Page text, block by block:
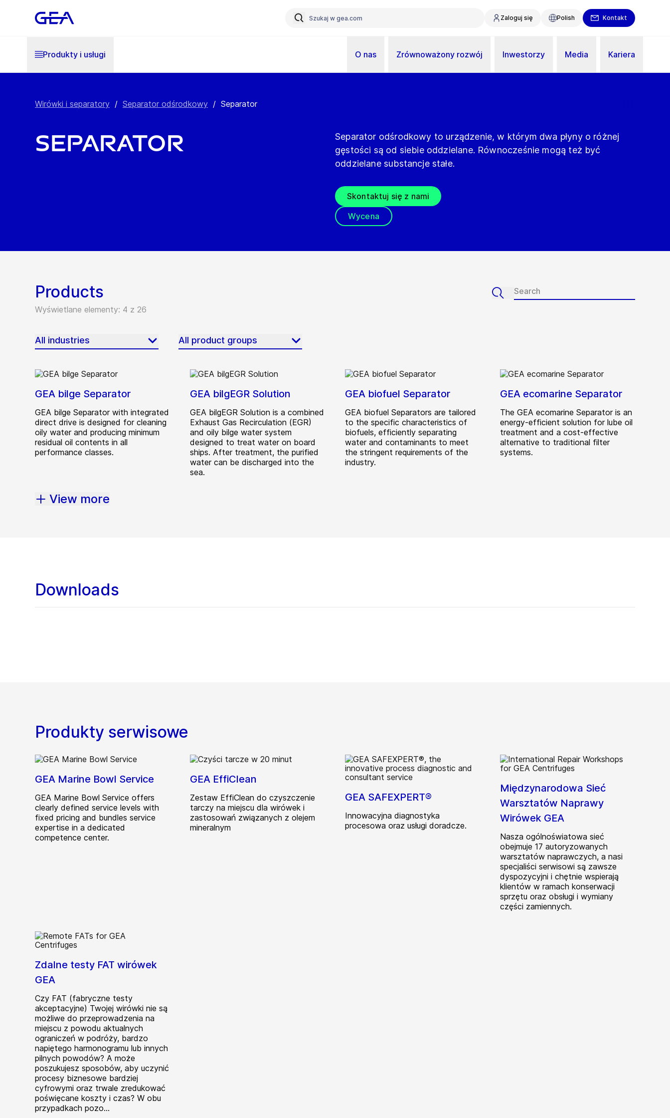
Zaloguj się Polish Kontakt
Produkty i usługi O nas Zrównoważony rozwój Inwestorzy Media Kariera
Wirówki i separatory / Separator odśrodkowy / Separator
Separator
Separator odśrodkowy to urządzenie, w którym dwa płyny o różnej
gęstości są od siebie oddzielane. Równocześnie mogą też być
oddzielane substancje stałe.
Skontaktuj się z nami
Wycena
Products
Wyświetlane elementy: 4 z 26
All industries All product groups
GEA bilge Separator
GEA bilge Separator with integrated
direct drive is designed for cleaning
oily water and producing minimum
residual oil contents in all
performance classes.
GEA bilgEGR Solution
GEA bilgEGR Solution is a combined
Exhaust Gas Recirculation (EGR)
and oily bilge water system
designed to treat water on board
ships. After treatment, the purified
water can be discharged into the
sea.
GEA biofuel Separator
GEA biofuel Separators are tailored
to the specific characteristics of
biofuels, efficiently separating
water and contaminants to meet
the stringent requirements of the
industry.
GEA ecomarine Separator
The GEA ecomarine Separator is an
energy-efficient solution for lube oil
treatment and a cost-effective
alternative to traditional filter
systems.
View more
Downloads
Produkty serwisowe
GEA Marine Bowl Service
GEA Marine Bowl Service offers
clearly defined service levels with
fixed pricing and bundles service
expertise in a dedicated
competence center.
GEA EffiClean
Zestaw EffiClean do czyszczenie
tarczy na miejscu dla wirówek i
zastosowań związanych z olejem
mineralnym
GEA SAFEXPERT®
Innowacyjna diagnostyka
procesowa oraz usługi doradcze.
Międzynarodowa Sieć
Warsztatów Naprawy
Wirówek GEA
Nasza ogólnoświatowa sieć
obejmuje 17 autoryzowanych
warsztatów naprawczych, a nasi
specjaliści serwisowi są zawsze
dyspozycyjni i chętnie wspierają
klientów w ramach konserwacji
sprzętu oraz obsługi i wymiany
części zamiennych.
Zdalne testy FAT wirówek
GEA
Czy FAT (fabryczne testy
akceptacyjne) Twojej wirówki nie są
możliwe do przeprowadzenia na
miejscu z powodu aktualnych
ograniczeń w podróży, bardzo
napiętego harmonogramu lub innych
pilnych powodów? A może
poszukujesz sposobów, aby uczynić
procesy biznesowe bardziej
cyfrowymi oraz trwale zredukować
poświęcane koszty i czas? W obu
przypadkach pozo...